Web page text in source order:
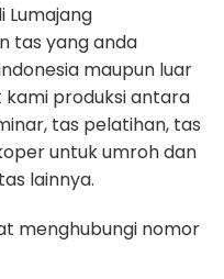
Lumajang
tas yang anda
maupun luar
produksi antara
tas pelatihan, tas
untuk umroh dan
lainnya.
menghubungi nomor